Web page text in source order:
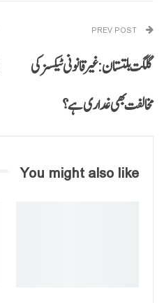
گلگت بلتستان: غیر قانونی ٹیکسز کی
مخالفت بھی غداری ہے ؟
You might also like